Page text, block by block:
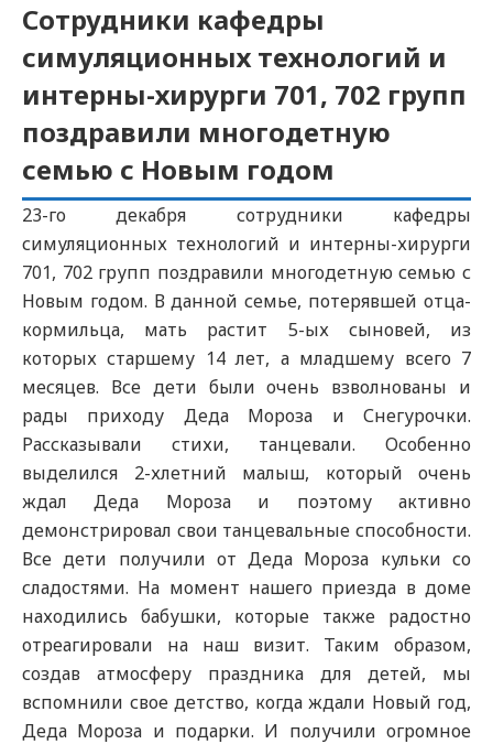
Сотрудники кафедры
симуляционных технологий и
интерны-хирурги 701, 702 групп
поздравили многодетную
семью с Новым годом
23-го декабря сотрудники кафедры
симуляционных технологий и интерны-хирурги
701, 702 групп поздравили многодетную семью с
Новым годом. В данной семье, потерявшей отца-
кормильца, мать растит 5-ых сыновей, из
которых старшему 14 лет, а младшему всего 7
месяцев. Все дети были очень взволнованы и
рады приходу Деда Мороза и Снегурочки.
Рассказывали стихи, танцевали. Особенно
выделился 2-хлетний малыш, который очень
ждал Деда Мороза и поэтому активно
демонстрировал свои танцевальные способности.
Все дети получили от Деда Мороза кульки со
сладостями. На момент нашего приезда в доме
находились бабушки, которые также радостно
отреагировали на наш визит. Таким образом,
создав атмосферу праздника для детей, мы
вспомнили свое детство, когда ждали Новый год,
Деда Мороза и подарки. И получили огромное